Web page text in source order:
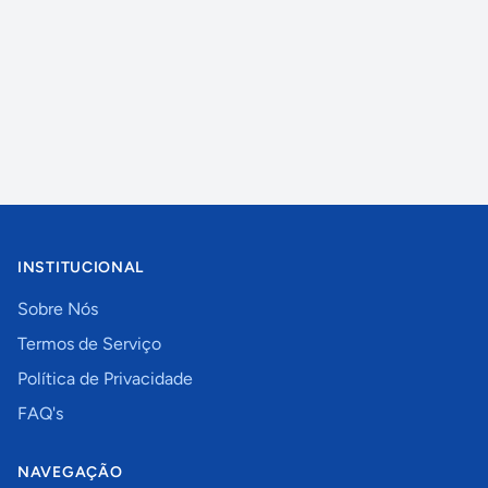
INSTITUCIONAL
Sobre Nós
Termos de Serviço
Política de Privacidade
FAQ's
NAVEGAÇÃO